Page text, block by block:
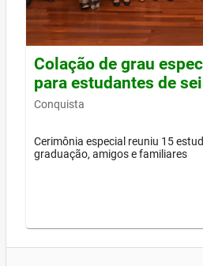
Colação de grau
para estudantes de
Conquista
Cerimônia especial reuniu 15
graduação, amigos e familiares